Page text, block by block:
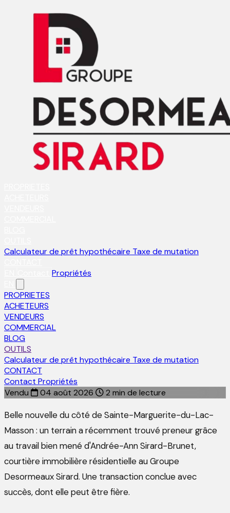
Calculateur de prêt hypothécaire Taxe de mutation
Propriétés
PROPRIETES
ACHETEURS
VENDEURS
COMMERCIAL
BLOG
OUTILS
Calculateur de prêt hypothécaire Taxe de mutation
CONTACT
Contact Propriétés
Vendu
04 août 2026 2 min de lecture
Belle nouvelle du côté de Sainte-Marguerite-du-Lac-
Masson : un terrain a récemment trouvé preneur grâce
au travail bien mené d'Andrée-Ann Sirard-Brunet,
courtière immobilière résidentielle au Groupe
Desormeaux Sirard. Une transaction conclue avec
succès, dont elle peut être fière.